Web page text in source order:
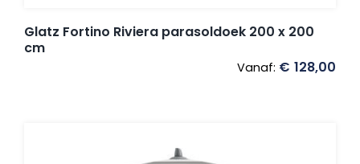
Glatz Fortino Riviera parasoldoek 200 x 200
cm
Vanaf: € 128,00